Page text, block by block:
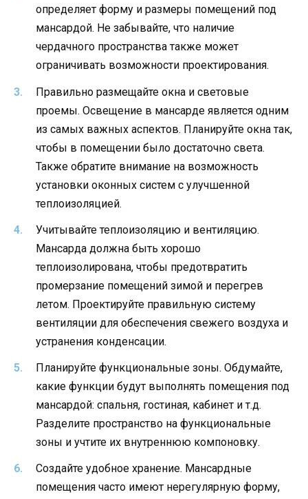
определяет форму и размеры помещений под
мансардой. Не забывайте, что наличие
чердачного пространства также может
ограничивать возможности проектирования.
Правильно размещайте окна и световые
проемы. Освещение в мансарде является одним
из самых важных аспектов. Планируйте окна так,
чтобы в помещении было достаточно света.
Также обратите внимание на возможность
установки оконных систем с улучшенной
теплоизоляцией.
Учитывайте теплоизоляцию и вентиляцию.
Мансарда должна быть хорошо
теплоизолирована, чтобы предотвратить
промерзание помещений зимой и перегрев
летом. Проектируйте правильную систему
вентиляции для обеспечения свежего воздуха и
устранения конденсации.
Планируйте функциональные зоны. Обдумайте,
какие функции будут выполнять помещения под
мансардой: спальня, гостиная, кабинет и т.д.
Разделите пространство на функциональные
зоны и учтите их внутреннюю компоновку.
Создайте удобное хранение. Мансардные
помещения часто имеют нерегулярную форму,